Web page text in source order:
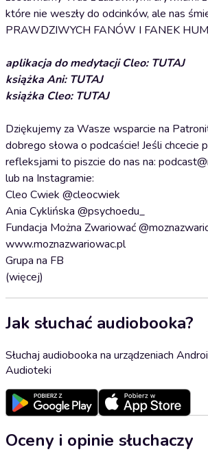
które nie weszły do odcinków, ale nas
PRAWDZIWYCH FANÓW I FANEK
aplikacja do medytacji Cleo: TUTAJ
książka Ani: TUTAJ
książka Cleo: TUTAJ
Dziękujemy za Wasze wsparcie na
dobrego słowa o podcaście! Jeśli chcecie
refleksjami to piszcie do nas na:
lub na Instagramie:
Cleo Cwiek @cleocwiek
Ania Cyklińska @psychoedu_
Fundacja Można Zwariować
www.moznazwariowac.pl
Grupa na FB
(więcej)
Jak słuchać audiobooka?
Słuchaj audiobooka na urządzeniach
Audioteki
Oceny i opinie słuchaczy